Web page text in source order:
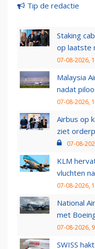
Tip de redactie
Staking
op laatste
07-08-2026,
Malaysia
nadat
07-08-2026,
Airbus op
ziet
07-08-
KLM
vluchten
07-08-2026,
National
met
07-08-2026,
SWISS